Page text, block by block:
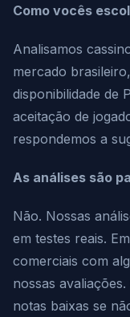
Como vocês
Analisamos
mercado
disponibilidade de
aceitação de
respondemos a
As análises são
Não. Nossas
em testes reais.
comerciais com
nossas
notas baixas se